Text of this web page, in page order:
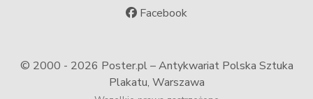
Facebook
© 2000 - 2026 Poster.pl – Antykwariat Polska Sztuka
Plakatu, Warszawa